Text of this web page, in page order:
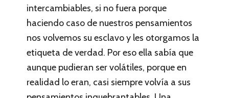
intercambiables, si no fuera porque
haciendo caso de nuestros pensamientos
nos volvemos su esclavo y les otorgamos la
etiqueta de verdad. Por eso ella sabía que
aunque pudieran ser volátiles, porque en
realidad lo eran, casi siempre volvía a sus